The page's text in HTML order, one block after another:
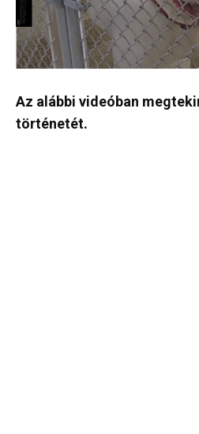
Az alábbi videóban
történetét.